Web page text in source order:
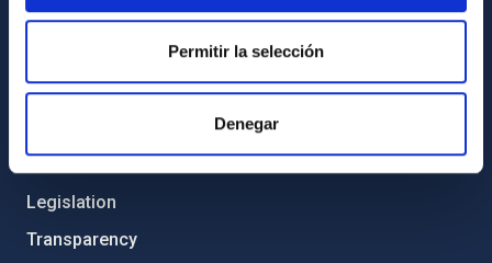
Permitir la selección
Denegar
List of personnel
General register
ABOUT THE IAC
Legislation
Transparency